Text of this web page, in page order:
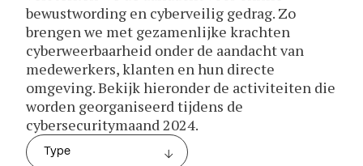
bewustwording en cyberveilig gedrag. Zo
brengen we met gezamenlijke krachten
cyberweerbaarheid onder de aandacht van
medewerkers, klanten en hun directe
omgeving. Bekijk hieronder de activiteiten die
worden georganiseerd tijdens de
cybersecuritymaand 2024.
Type